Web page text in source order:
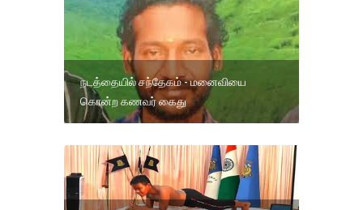
நடத்தையில் சந்தேகம் - மனைவியை
கொன்ற கணவர் கைது